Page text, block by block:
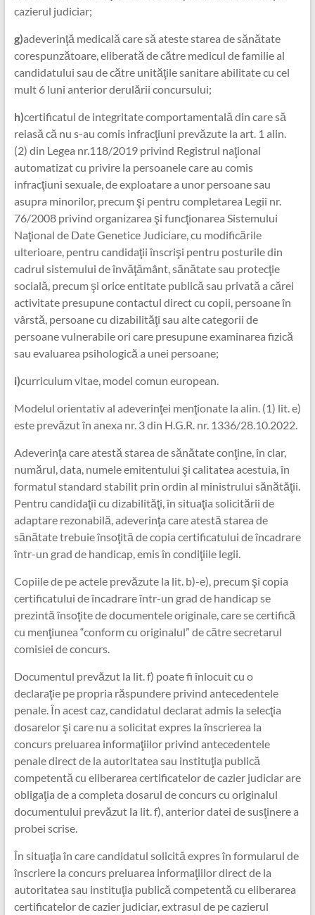
cazierul judiciar;
g)adeverinţă medicală care să ateste starea de sănătate
corespunzătoare, eliberată de către medicul de familie al
candidatului sau de către unităţile sanitare abilitate cu cel
mult 6 luni anterior derulării concursului;
h)certificatul de integritate comportamentală din care să
reiasă că nu s-au comis infracţiuni prevăzute la art. 1 alin.
(2) din Legea nr.118/2019 privind Registrul naţional
automatizat cu privire la persoanele care au comis
infracţiuni sexuale, de exploatare a unor persoane sau
asupra minorilor, precum şi pentru completarea Legii nr.
76/2008 privind organizarea şi funcţionarea Sistemului
Naţional de Date Genetice Judiciare, cu modificările
ulterioare, pentru candidaţii înscrişi pentru posturile din
cadrul sistemului de învăţământ, sănătate sau protecţie
socială, precum şi orice entitate publică sau privată a cărei
activitate presupune contactul direct cu copii, persoane în
vârstă, persoane cu dizabilităţi sau alte categorii de
persoane vulnerabile ori care presupune examinarea fizică
sau evaluarea psihologică a unei persoane;
i)curriculum vitae, model comun european.
Modelul orientativ al adeverinţei menţionate la alin. (1) lit. e)
este prevăzut în anexa nr. 3 din H.G.R. nr. 1336/28.10.2022.
Adeverinţa care atestă starea de sănătate conţine, în clar,
numărul, data, numele emitentului şi calitatea acestuia, în
formatul standard stabilit prin ordin al ministrului sănătăţii.
Pentru candidaţii cu dizabilităţi, în situaţia solicitării de
adaptare rezonabilă, adeverinţa care atestă starea de
sănătate trebuie însoţită de copia certificatului de încadrare
într-un grad de handicap, emis în condiţiile legii.
Copiile de pe actele prevăzute la lit. b)-e), precum şi copia
certificatului de încadrare într-un grad de handicap se
prezintă însoţite de documentele originale, care se certifică
cu menţiunea “conform cu originalul” de către secretarul
comisiei de concurs.
Documentul prevăzut la lit. f) poate fi înlocuit cu o
declaraţie pe propria răspundere privind antecedentele
penale. În acest caz, candidatul declarat admis la selecţia
dosarelor şi care nu a solicitat expres la înscrierea la
concurs preluarea informaţiilor privind antecedentele
penale direct de la autoritatea sau instituţia publică
competentă cu eliberarea certificatelor de cazier judiciar are
obligaţia de a completa dosarul de concurs cu originalul
documentului prevăzut la lit. f), anterior datei de susţinere a
probei scrise.
În situaţia în care candidatul solicită expres în formularul de
înscriere la concurs preluarea informaţiilor direct de la
autoritatea sau instituţia publică competentă cu eliberarea
certificatelor de cazier judiciar, extrasul de pe cazierul